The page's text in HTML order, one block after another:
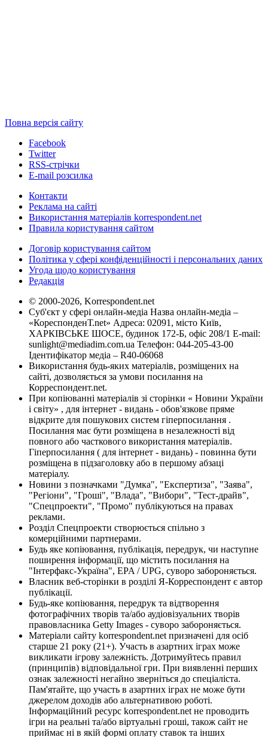
Повна версія сайту
Facebook
Twitter
RSS-стрічки
E-mail розсилка
Контакти
Реклама на сайті
Використання матеріалів korrespondent.net
Правила користування сайтом
Договір користування сайтом
Політика у сфері конфіденційності і персональних даних
Угода щодо користування
Редакція
© 2000-2026, Korrespondent.net
Суб'єкт у сфері онлайн-медіа Назва онлайн-медіа –
«КореспонденТ.net» Адреса: 02091, місто Київ,
ХАРКІВСЬКЕ ШОСЕ, будинок 172-Б, офіс 208/1 E-mail:
sunlight@mediadim.com.ua Телефон: 044-205-43-00
Ідентифікатор медіа – R40-06068
Використання будь-яких матеріалів, розміщених на
сайті, дозволяється за умови посилання на
Корреспондент.net.
При копіюванні матеріалів зі сторінки « Новини України
і світу» , для інтернет - видань - обов'язкове пряме
відкрите для пошукових систем гіперпосилання .
Посилання має бути розміщена в незалежності від
повного або часткового використання матеріалів.
Гіперпосилання ( для інтернет - видань) - повинна бути
розміщена в підзаголовку або в першому абзаці
матеріалу.
Новини з позначками "Думка", "Експертиза", "Заява",
"Регіони", "Гроші", "Влада", "Вибори", "Тест-драйв",
"Спецпроекти", "Промо" публікуються на правах
реклами.
Розділ Спецпроекти створюється спільно з
комерційними партнерами.
Будь яке копіювання, публікація, передрук, чи наступне
поширення інформації, що містить посилання на
"Інтерфакс-Україна", EPA / UPG, суворо забороняється.
Власник веб-сторінки в розділі Я-Корреспондент є автор
публікації.
Будь-яке копіювання, передрук та відтворення
фотографічних творів та/або аудіовізуальних творів
правовласника Getty Images - суворо забороняється.
Матеріали сайту korrespondent.net призначені для осіб
старше 21 року (21+). Участь в азартних іграх може
викликати ігрову залежність. Дотримуйтесь правил
(принципів) відповідальної гри. При виявленні перших
ознак залежності негайно зверніться до спеціаліста.
Пам'ятайте, що участь в азартних іграх не може бути
джерелом доходів або альтернативою роботі.
Інформаційний ресурс korrespondent.net не проводить
ігри на реальні та/або віртуальні гроші, також сайт не
приймає ні в якій формі оплату ставок та інших